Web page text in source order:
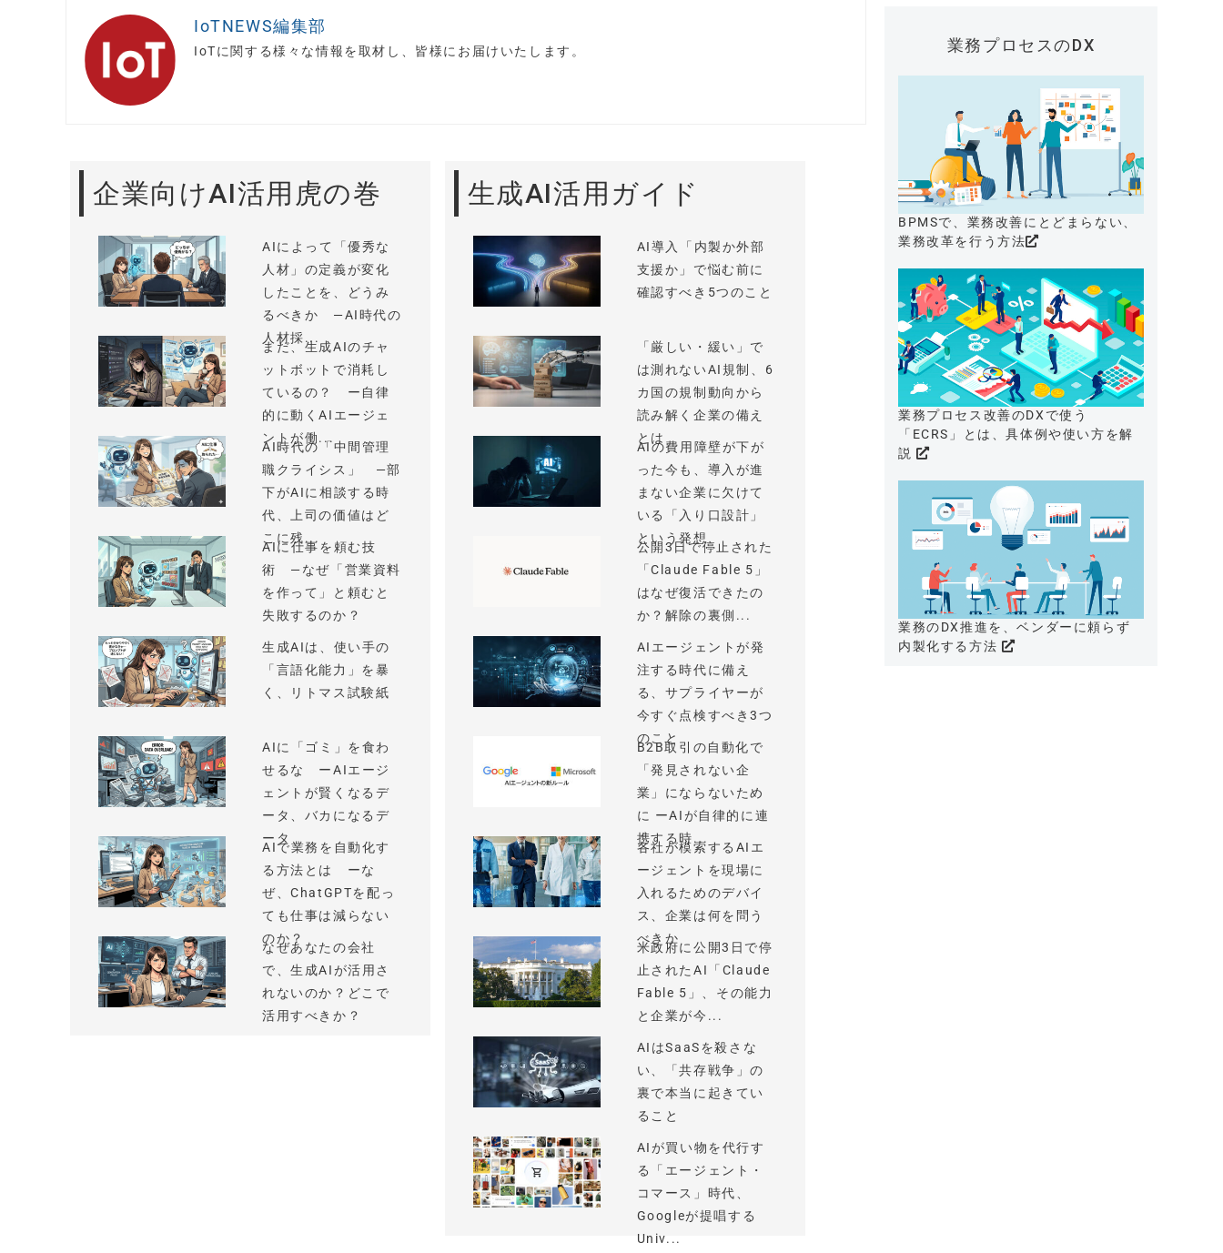
IoTNEWS編集部
IoTに関する様々な情報を取材し、皆様にお届けいたします。
企業向けAI活用虎の巻
AIによって「優秀な
人材」の定義が変化
したことを、どうみ
るべきか —AI時代の
人材採...
まだ、生成AIのチャ
ットボットで消耗し
ているの？ ー自律
的に動くAIエージェ
ントが働...
AI時代の「中間管理
職クライシス」 —部
下がAIに相談する時
代、上司の価値はど
こに残...
AIに仕事を頼む技
術 —なぜ「営業資料
を作って」と頼むと
失敗するのか？
生成AIは、使い手の
「言語化能力」を暴
く、リトマス試験紙
AIに「ゴミ」を食わ
せるな ーAIエージ
ェントが賢くなるデ
ータ、バカになるデ
ータ
AIで業務を自動化す
る方法とは ーな
ぜ、ChatGPTを配っ
ても仕事は減らない
のか？
なぜあなたの会社
で、生成AIが活用さ
れないのか？どこで
活用すべきか？
生成AI活用ガイド
AI導入「内製か外部
支援か」で悩む前に
確認すべき5つのこと
「厳しい・緩い」で
は測れないAI規制、6
カ国の規制動向から
読み解く企業の備え
とは
AIの費用障壁が下が
った今も、導入が進
まない企業に欠けて
いる「入り口設計」
という発想
公開3日で停止された
「Claude Fable 5」
はなぜ復活できたの
か？解除の裏側...
AIエージェントが発
注する時代に備え
る、サプライヤーが
今すぐ点検すべき3つ
のこと
B2B取引の自動化で
「発見されない企
業」にならないため
に ーAIが自律的に連
携する時...
各社が模索するAIエ
ージェントを現場に
入れるためのデバイ
ス、企業は何を問う
べきか
米政府に公開3日で停
止されたAI「Claude
Fable 5」、その能力
と企業が今...
AIはSaaSを殺さな
い、「共存戦争」の
裏で本当に起きてい
ること
AIが買い物を代行す
る「エージェント・
コマース」時代、
Googleが提唱する
Univ...
業務プロセスのDX
BPMSで、業務改善にとどまらない、
業務改革を行う方法
業務プロセス改善のDXで使う
「ECRS」とは、具体例や使い方を解
説
業務のDX推進を、ベンダーに頼らず
内製化する方法